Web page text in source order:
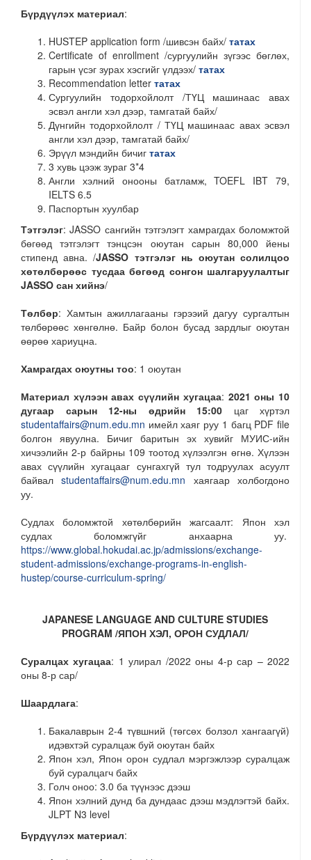
Бүрдүүлэх материал:
HUSTEP application form /шивсэн байх/ татах
Certificate of enrollment /сургуулийн зүгээс бөглөх,
гарын үсэг зурах хэсгийг үлдээх/ татах
Recommendation letter татах
Сургуулийн тодорхойлолт /ТҮЦ машинаас авах
эсвэл англи хэл дээр, тамгатай байх/
Дүнгийн тодорхойлолт / ТҮЦ машинаас авах эсвэл
англи хэл дээр, тамгатай байх/
Эрүүл мэндийн бичиг татах
3 хувь цээж зураг 3*4
Англи хэлний онооны батламж, TOEFL IBT 79,
IELTS 6.5
Паспортын хуулбар
Тэтгэлэг: JASSO сангийн тэтгэлэгт хамрагдах боломжтой
бөгөөд тэтгэлэгт тэнцсэн оюутан сарын 80,000 йены
стипенд авна. /JASSO тэтгэлэг нь оюутан солилцоо
хөтөлбөрөөс тусдаа бөгөөд сонгон шалгаруулалтыг
JASSO сан хийнэ/
Төлбөр: Хамтын ажиллагааны гэрээий дагуу сургалтын
төлбөрөөс хөнгөлнө. Байр болон бусад зардлыг оюутан
өөрөө хариуцна.
Хамрагдах оюутны тоо: 1 оюутан
Материал хүлээн авах сүүлийн хугацаа: 2021 оны 10
дугаар сарын 12-ны өдрийн 15:00 цаг хүртэл
studentaffairs@num.edu.mn имейл хаяг руу 1 багц PDF file
болгон явуулна. Бичиг баритын эх хувийг МУИС-ийн
хичээлийн 2-р байрны 109 тоотод хүлээлгэн өгнө. Хүлээн
авах сүүлийн хугацааг сунгахгүй тул тодруулах асуулт
байвалstudentaffairs@num.edu.mn хаягаар холбогдоно
уу.
Судлах боломжтой хөтөлбөрийн жагсаалт: Япон хэл
судлах боломжгүйг анхаарна уу.
https://www.global.hokudai.ac.jp/admissions/exchange-
student-admissions/exchange-programs-in-english-
hustep/course-curriculum-spring/
JAPANESE LANGUAGE AND CULTURE STUDIES
PROGRAM /ЯПОН ХЭЛ, ОРОН СУДЛАЛ/
Суралцах хугацаа: 1 улирал /2022 оны 4-р сар – 2022
оны 8-р сар/
Шаардлага:
Бакалаврын 2-4 түвшний (төгсөх болзол хангаагүй)
идэвхтэй суралцаж буй оюутан байх
Япон хэл, Япон орон судлал мэргэжлээр суралцаж
буй суралцагч байх
Голч оноо: 3.0 ба түүнээс дээш
Япон хэлний дунд ба дундаас дээш мэдлэгтэй байх.
JLPT N3 level
Бүрдүүлэх материал: